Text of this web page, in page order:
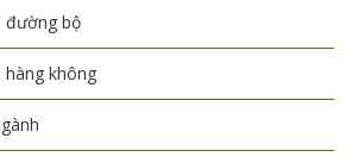
đường bộ
hàng không